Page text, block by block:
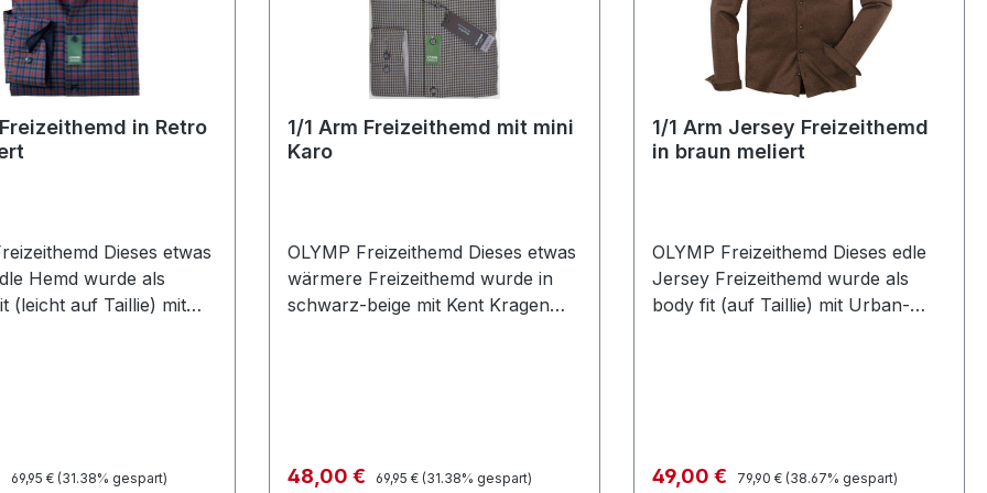
Dieses etwas
Hemd wurde als
(leicht auf Taillie) mit
cm 45/46=130
Regulärer Preis:
69,95 € (31.38% gespart)
1/1 Arm Freizeithemd mit mini
Karo
OLYMP Freizeithemd Dieses etwas
wärmere Freizeithemd wurde in
schwarz-beige mit Kent Kragen
Hemd immer leicht
Verkaufspreis:
48,00 € Regulärer Preis:
69,95 € (31.38% gespart)
1/1 Arm Jersey Freizeithemd
in braun meliert
OLYMP Freizeithemd Dieses edle
Jersey Freizeithemd wurde als
body fit (auf Taillie) mit Urban-
XXL=120 cm Farbe: Braun
Verkaufspreis:
49,00 € Regulärer Preis:
79,90 € (38.67% gespart)